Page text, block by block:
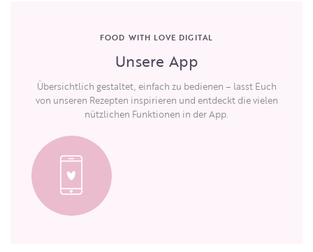
FOOD WITH LOVE DIGITAL
Unsere App
Übersichtlich gestaltet, einfach zu bedienen – lasst Euch
von unseren Rezepten inspirieren und entdeckt die vielen
nützlichen Funktionen in der App.